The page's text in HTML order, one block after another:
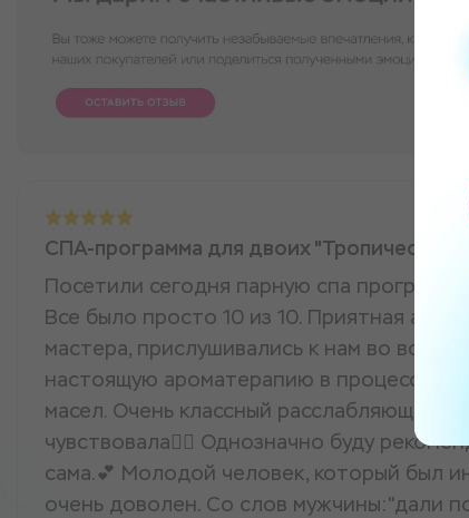
СПА-программа для двоих "Тропический
Посетили сегодня парную спа
Все было просто 10 из 10. Приятная
мастера, прислушивались к нам во всем.
настоящую ароматерапию в процессе,
масел. Очень классный расслабляющий
чувствовала💆‍♀️ Однозначно буду
сама.💕 Молодой человек, который был
очень доволен. Со слов мужчины:"дали